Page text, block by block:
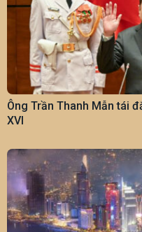
Ông Trần Thanh Mẫn tái
XVI